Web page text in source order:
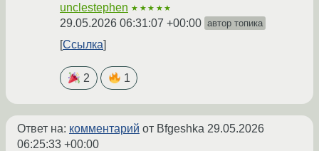
unclestephen ★★★★★
29.05.2026 06:31:07 +00:00 автор топика
Ссылка
2 1
Ответ на: комментарий от Bfgeshka 29.05.2026
06:25:33 +00:00